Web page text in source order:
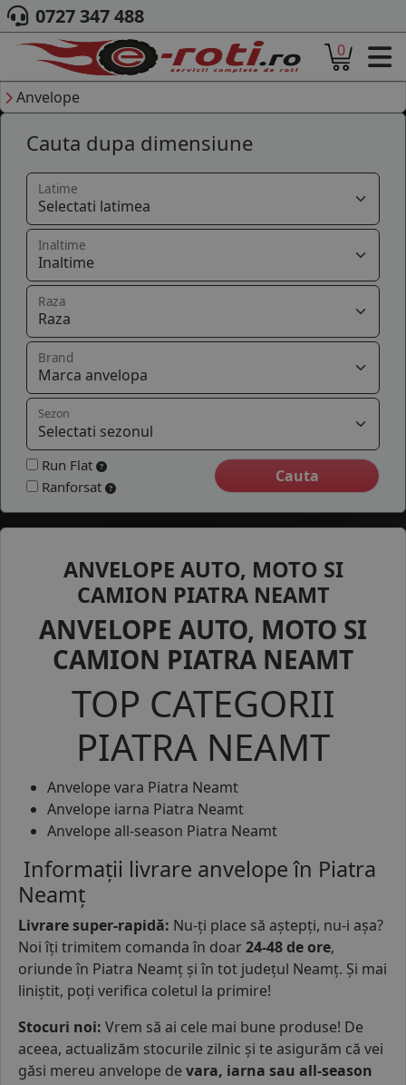
ACASA
ANVELOPE
AUTO
AGROINDUSTRIALE
CAUTARE DUPA
MARCA AUTO
B2B - COLABORARE COMPANII
CONT
CONTACT
COS (0 PRODUSE
0727 347 488
0
Anvelope
Cauta dupa dimensiune
Latime
Inaltime
Raza
Brand
Sezon
Run Flat
Ranforsat
ANVELOPE AUTO, MOTO SI
CAMION PIATRA NEAMT
ANVELOPE AUTO, MOTO SI
CAMION PIATRA NEAMT
TOP CATEGORII
PIATRA NEAMT
Anvelope vara Piatra Neamt
Anvelope iarna Piatra Neamt
Anvelope all-season Piatra Neamt
Informații livrare anvelope în Piatra
Neamț
Livrare super-rapidă: Nu-ți place să aștepți, nu-i așa?
Noi îți trimitem comanda în doar24-48 de ore,
oriunde în Piatra Neamț și în tot județul Neamț. Și mai
liniștit, poți verifica coletul la primire!
Stocuri noi: Vrem să ai cele mai bune produse! De
aceea, actualizăm stocurile zilnic și te asigurăm că vei
găsi mereu anvelope de vara, iarna sau all-season